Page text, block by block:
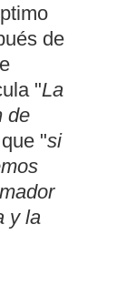
de
"La
de
"si
y la